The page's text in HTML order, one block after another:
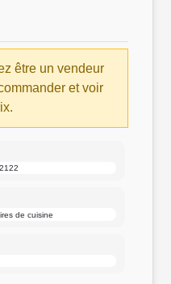
être un vendeur
et voir
de cuisine